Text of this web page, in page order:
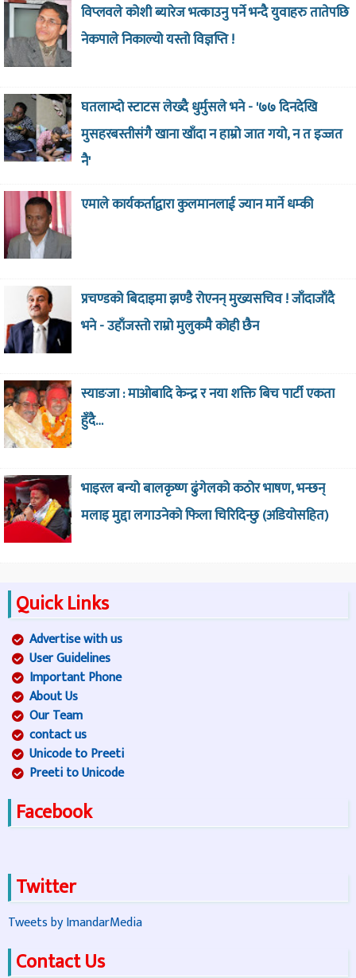
विप्लवले कोशी ब्यारेज भत्काउनु पर्ने भन्दै युवाहरु तातेपछि
नेकपाले निकाल्यो यस्तो विज्ञप्ति !
घतलाग्दो स्टाटस लेख्दै धुर्मुसले भने - '७७ दिनदेखि
मुसहरबस्तीसंगै खाना खाँदा न हाम्रो जात गयो, न त इज्जत
नै'
एमाले कार्यकर्ताद्वारा कुलमानलाई ज्यान मार्ने धम्की
प्रचण्डको बिदाइमा झण्डै रोएनन् मुख्यसचिव ! जाँदाजाँदै
भने - उहाँजस्तो राम्रो मुलुकमै कोही छैन
स्याङजा : माओबादि केन्द्र र नया शक्ति बिच पार्टी एकता
हुँदै…
भाइरल बन्यो बालकृष्ण ढुंगेलको कठोर भाषण, भन्छन्
मलाइ मुद्दा लगाउनेको फिला चिरिदिन्छु (अडियोसहित)
Quick Links
Advertise with us
User Guidelines
Important Phone
About Us
Our Team
contact us
Unicode to Preeti
Preeti to Unicode
Facebook
Twitter
Tweets by ImandarMedia
Contact Us